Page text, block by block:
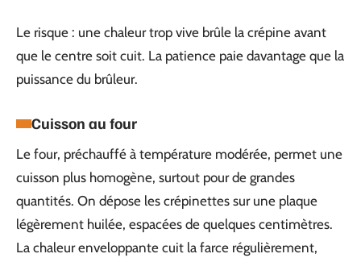
Le risque : une chaleur trop vive brûle la crépine avant
que le centre soit cuit. La patience paie davantage que la
puissance du brûleur.
Cuisson au four
Le four, préchauffé à température modérée, permet une
cuisson plus homogène, surtout pour de grandes
quantités. On dépose les crépinettes sur une plaque
légèrement huilée, espacées de quelques centimètres.
La chaleur enveloppante cuit la farce régulièrement,